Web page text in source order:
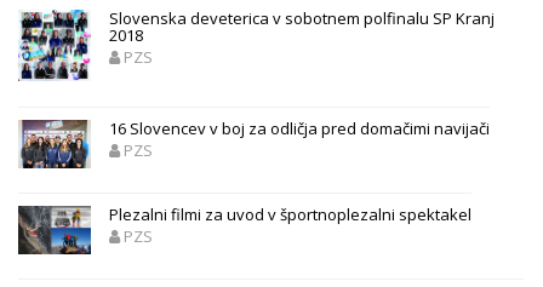
Slovenska deveterica v sobotnem polfinalu SP Kranj
2018
PZS
16 Slovencev v boj za odličja pred domačimi navijači
PZS
Plezalni filmi za uvod v športnoplezalni spektakel
PZS